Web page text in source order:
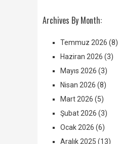
Archives By Month:
Temmuz 2026 (8)
Haziran 2026 (3)
Mayıs 2026 (3)
Nisan 2026 (8)
Mart 2026 (5)
Şubat 2026 (3)
Ocak 2026 (6)
Aralık 2025 (13)